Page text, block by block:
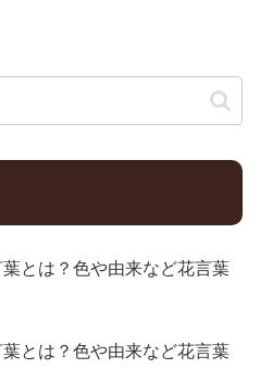
葉とは？色や由来など花言葉
葉とは？色や由来など花言葉